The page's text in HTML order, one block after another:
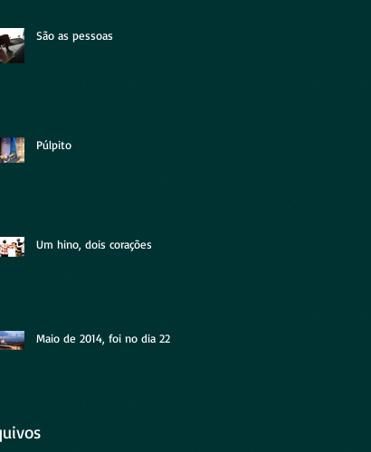
São as pessoas
Púlpito
Um hino, dois corações
Maio de 2014, foi no dia 22